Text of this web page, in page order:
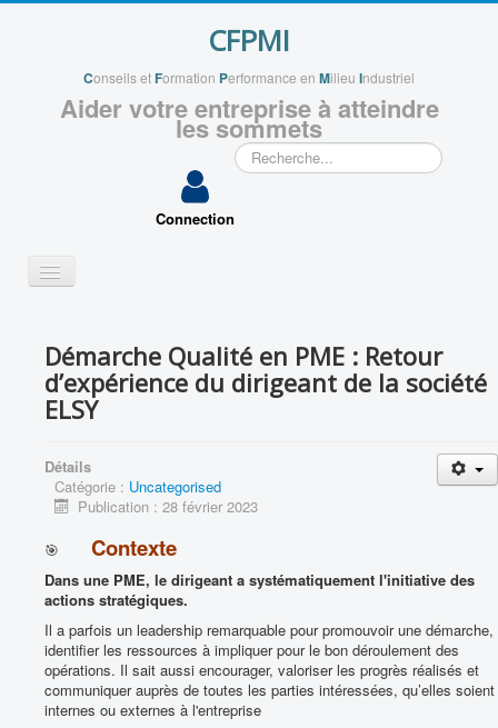
CFPMI
Conseils etFormation Performance en Milieu Industriel
Aider votre entreprise à atteindre
les sommets
Rechercher
Connection
Basculer
la
VOS PROJETS
APPLICATIONS
ENSEIGNEMENTS
PUBLICATIONS
PRODUITS & SERVICES ASSOCIES
Vous êtes ici : Accueil VOUS ACCOMPAGNER
Démarche Qualité en PME : Retour d’expérience du dirigeant de la
société ELSY
Démarche Qualité en PME : Retour
d’expérience du dirigeant de la société
ELSY
Détails
Catégorie : Uncategorised
Publication : 28 février 2023
🎯 Contexte
Dans une PME, le dirigeant a systématiquement l'initiative des
actions stratégiques.
Il a parfois un leadership remarquable pour promouvoir une démarche,
identifier les ressources à impliquer pour le bon déroulement des
opérations. Il sait aussi encourager, valoriser les progrès réalisés et
communiquer auprès de toutes les parties intéressées, qu’elles soient
internes ou externes à l'entreprise